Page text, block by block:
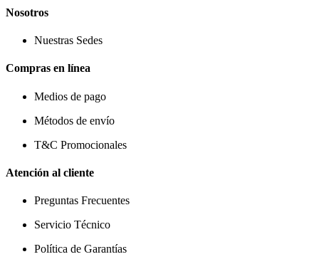
Nosotros
Nuestras Sedes
Compras en línea
Medios de pago
Métodos de envío
T&C Promocionales
Atención al cliente
Preguntas Frecuentes
Servicio Técnico
Política de Garantías